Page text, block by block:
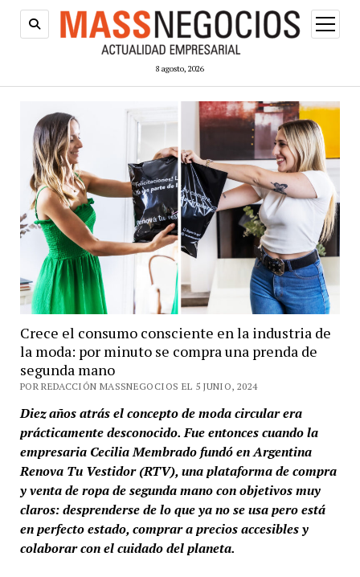
8 agosto, 2026
abrir
menú
Crece el consumo consciente en la industria de
la moda: por minuto se compra una prenda de
segunda mano
POR REDACCIÓN MASSNEGOCIOS EL 5 JUNIO, 2024
Diez años atrás el concepto de moda circular era
prácticamente desconocido. Fue entonces cuando la
empresaria Cecilia Membrado fundó en Argentina
Renova Tu Vestidor (RTV), una plataforma de compra
y venta de ropa de segunda mano con objetivos muy
claros: desprenderse de lo que ya no se usa pero está
en perfecto estado, comprar a precios accesibles y
colaborar con el cuidado del planeta.